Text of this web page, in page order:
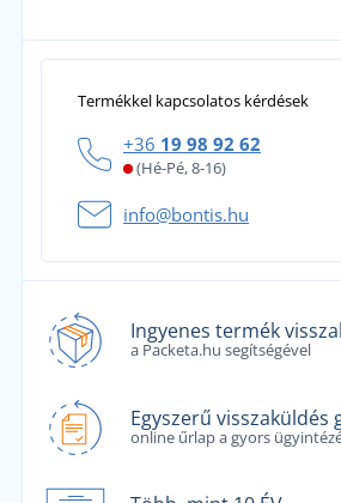
Termékkel kapcsolatos kérdések
+36 19 98 92 62
(Hé-Pé, 8-16)
info@bontis.hu
Ingyenes termék
a Packeta.hu segítségével
Egyszerű visszaküldés
online űrlap a gyors